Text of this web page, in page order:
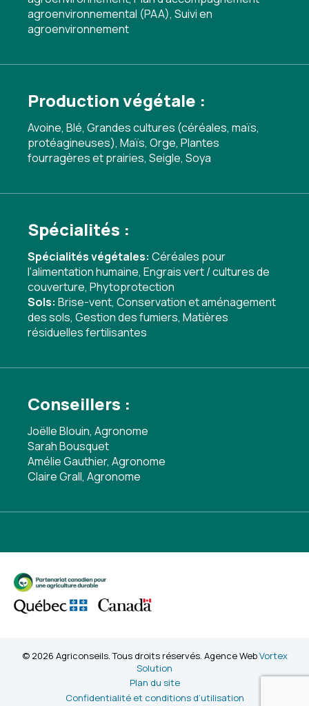
agroenvironnemental (PAA), Suivi en
agroenvironnement
Production végétale :
Avoine, Blé, Grandes cultures (céréales, maïs,
protéagineuses), Maïs, Orge, Plantes
fourragères et prairies, Seigle, Soya
Spécialités :
Spécialités végétales: Céréales pour
l'alimentation humaine, Engrais vert / cultures de
couverture, Phytoprotection
Sols: Brise-vent, Conservation et aménagement
des sols, Gestion des fumiers, Matières
résiduelles fertilisantes
Conseillers :
Joëlle Blouin, Agronome
Sarah Bousquet
Amélie Gauthier, Agronome
Claire Grall, Agronome
© 2026 Agriconseils. Tous droits réservés. Agence WebVortex
Solution
Plan du site
Confidentialité et conditions d’utilisation